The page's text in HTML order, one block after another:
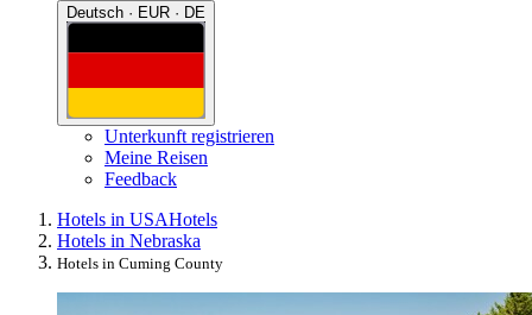
Deutsch · EUR · DE
Unterkunft registrieren
Meine Reisen
Feedback
Hotels in USAHotels
Hotels in Nebraska
Hotels in Cuming County